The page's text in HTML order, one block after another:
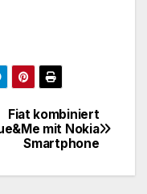
Fiat kombiniert
mit Nokia
Smartphone